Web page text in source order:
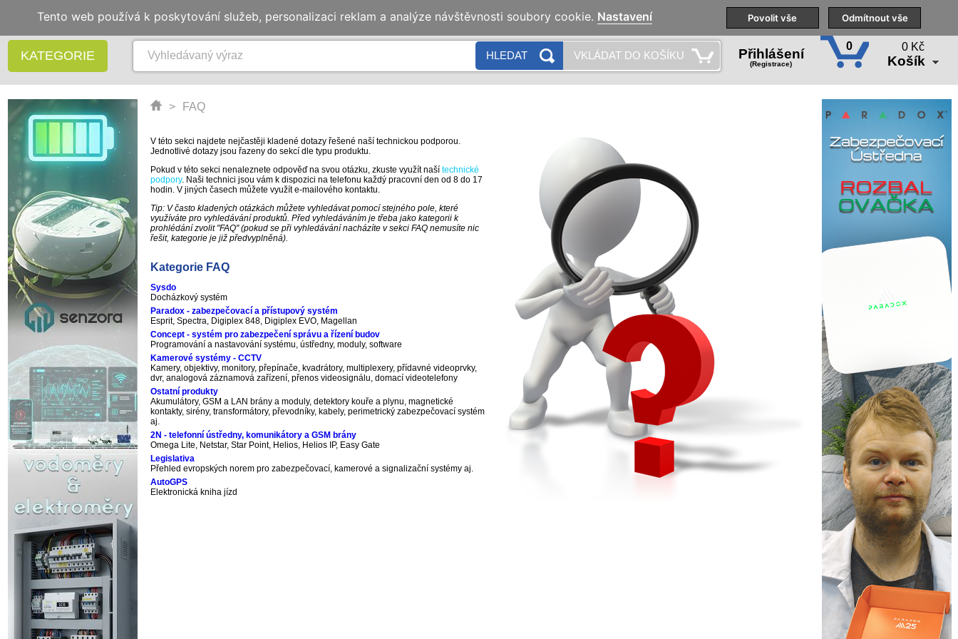
Naše pobočky Technická podpora Školení
KATEGORIE HLEDAT VKLÁDAT DO KOŠÍKU Přihlášení
(Registrace)
0 0 Kč
Košík
> FAQ
V této sekci najdete nejčastěji kladené dotazy řešené naší technickou podporou.
Jednotlivé dotazy jsou řazeny do sekcí dle typu produktu.
Pokud v této sekci nenaleznete odpověď na svou otázku, zkuste využít naší technické
podpory. Naši technici jsou vám k dispozici na telefonu každý pracovní den od 8 do 17
hodin. V jiných časech můžete využít e-mailového kontaktu.
Tip: V často kladených otázkách můžete vyhledávat pomocí stejného pole, které
využíváte pro vyhledávání produktů. Před vyhledáváním je třeba jako kategorii k
prohlédání zvolit "FAQ" (pokud se při vyhledávání nacházíte v sekci FAQ nemusíte nic
řešit, kategorie je již předvyplněná).
Kategorie FAQ
Sysdo
Docházkový systém
Paradox - zabezpečovací a přístupový systém
Esprit, Spectra, Digiplex 848, Digiplex EVO, Magellan
Concept - systém pro zabezpečení správu a řízení budov
Programování a nastavování systému, ústředny, moduly, software
Kamerové systémy - CCTV
Kamery, objektivy, monitory, přepínače, kvadrátory, multiplexery, přídavné videoprvky,
dvr, analogová záznamová zařízení, přenos videosignálu, domací videotelefony
Ostatní produkty
Akumulátory, GSM a LAN brány a moduly, detektory kouře a plynu, magnetické
kontakty, sirény, transformátory, převodníky, kabely, perimetrický zabezpečovací systém
aj.
2N - telefonní ústředny, komunikátory a GSM brány
Omega Lite, Netstar, Star Point, Helios, Helios IP, Easy Gate
Legislativa
Přehled evropských norem pro zabezpečovací, kamerové a signalizační systémy aj.
AutoGPS
Elektronická kniha jízd
Tento web používá k poskytování služeb, personalizaci reklam a analýze návštěvnosti soubory cookie. Nastavení Povolit vše Odmítnout vše